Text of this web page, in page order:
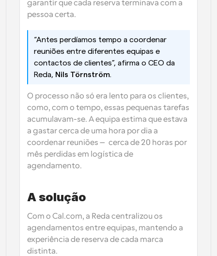
garantir que cada reserva terminava com a
pessoa certa.
“Antes perdíamos tempo a coordenar
reuniões entre diferentes equipas e
contactos de clientes”, afirma o CEO da
Reda, Nils Törnström.
O processo não só era lento para os clientes,
como, com o tempo, essas pequenas tarefas
acumulavam-se. A equipa estima que estava
a gastar cerca de uma hora por dia a
coordenar reuniões — cerca de 20 horas por
mês perdidas em logística de
agendamento.
A solução
Com o Cal.com, a Reda centralizou os
agendamentos entre equipas, mantendo a
experiência de reserva de cada marca
distinta.